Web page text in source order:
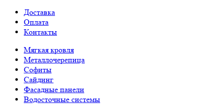
Доставка
Оплата
Контакты
Мягкая кровля
Металлочерепица
Софиты
Сайдинг
Фасадные панели
Водосточные системы